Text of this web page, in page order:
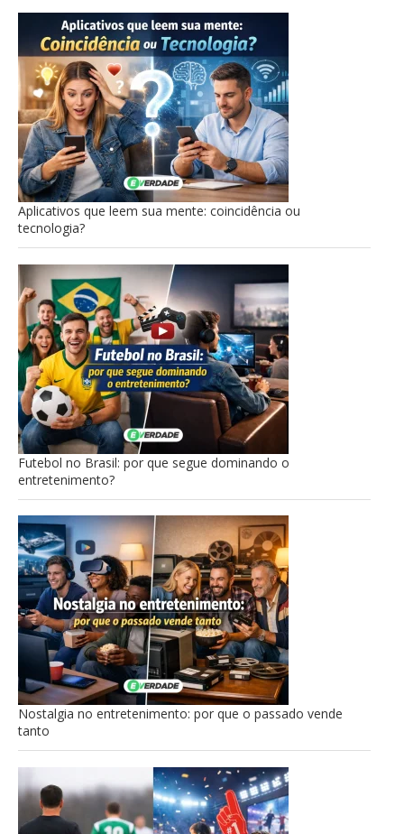
Aplicativos que leem sua mente: coincidência ou
tecnologia?
Futebol no Brasil: por que segue dominando o
entretenimento?
Nostalgia no entretenimento: por que o passado vende
tanto